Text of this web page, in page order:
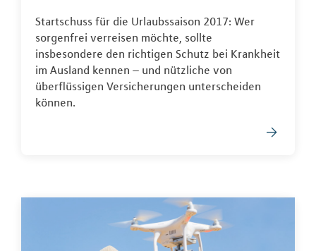
Startschuss für die Urlaubssaison 2017: Wer
sorgenfrei verreisen möchte, sollte
insbesondere den richtigen Schutz bei Krankheit
im Ausland kennen – und nützliche von
überflüssigen Versicherungen unterscheiden
können.